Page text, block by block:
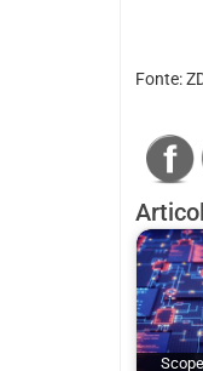
Fonte: